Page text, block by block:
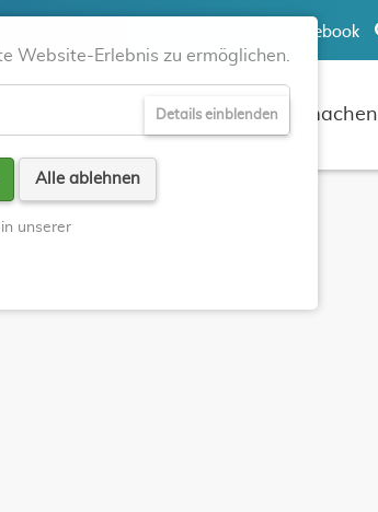
Facebook
Glauben Mitmachen
Website-Erlebnis zu ermöglichen.
Details einblenden
Alle ablehnen
unserer